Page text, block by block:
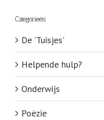
Categorieën
De 'Tuisjes'
Helpende hulp?
Onderwijs
Poëzie